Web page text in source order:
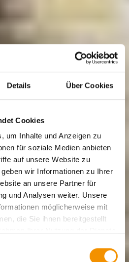
Details Über Cookies
Cookies
um Inhalte und Anzeigen zu
für soziale Medien anbieten
auf unsere Website zu
wir Informationen zu Ihrer
an unsere Partner für
und Analysen weiter. Unsere
möglicherweise mit
die Sie ihnen bereitgestellt